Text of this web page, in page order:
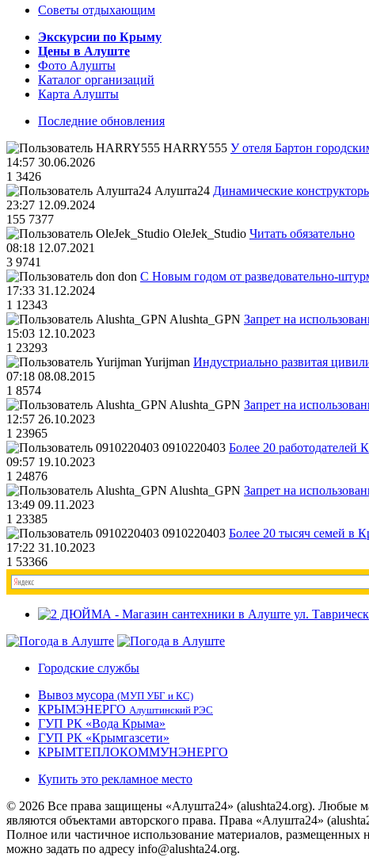
Советы отдыхающим
Экскурсии по Крыму
Цены в Алуште
Фото Алушты
Каталог организаций
Карта Алушты
Последние обновления
HARRY555 У отеля Бартон
14:57 30.06.2026
1 3426
Алушта24 Динамические
23:27 12.09.2024
155 7377
OleJek_Studio Читать обязательно
08:18 12.07.2021
3 9741
don С Новым годом от разведовательно-
17:33 31.12.2024
1 12343
Alushta_GPN Запрет на
15:03 12.10.2023
1 23293
Yurijman Индустриально развитая
07:18 08.08.2015
1 8574
Alushta_GPN Запрет на
12:57 26.10.2023
1 23965
0910220403 Более 20 работодателей
09:57 19.10.2023
1 24876
Alushta_GPN Запрет на
13:49 09.11.2023
1 23385
0910220403 Более 20 тысяч семей в
17:22 31.10.2023
1 53366
Городские службы
Вывоз мусора (МУП УБГ и КС)
КРЫМЭНЕРГО Алуштинский РЭС
ГУП РК «Вода Крыма»
ГУП РК «Крымгазсети»
КРЫМТЕПЛОКОММУНЭНЕРГО
Купить это рекламное место
© 2026 Все права защищены «Алушта24» (alushta24.org). Любые
являются объектами авторского права. Права «Алушта24»
Полное или частичное использование материалов, размещенных
можно задать по адресу info@alushta24.org.